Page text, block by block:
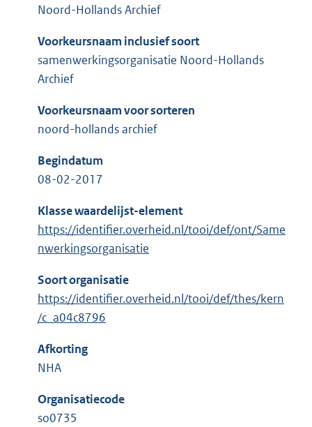
Noord-Hollands Archief
Voorkeursnaam inclusief soort
samenwerkingsorganisatie Noord-Hollands
Archief
Voorkeursnaam voor sorteren
noord-hollands archief
Begindatum
08-02-2017
Klasse waardelijst-element
https://identifier.overheid.nl/tooi/def/ont/Same
nwerkingsorganisatie
Soort organisatie
https://identifier.overheid.nl/tooi/def/thes/kern
/c_a04c8796
Afkorting
NHA
Organisatiecode
so0735